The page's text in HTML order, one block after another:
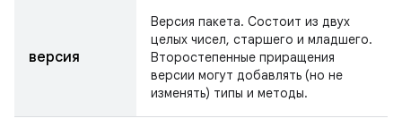
версия
Версия пакета. Состоит из двух
целых чисел, старшего и младшего.
Второстепенные приращения
версии могут добавлять (но не
изменять) типы и методы.